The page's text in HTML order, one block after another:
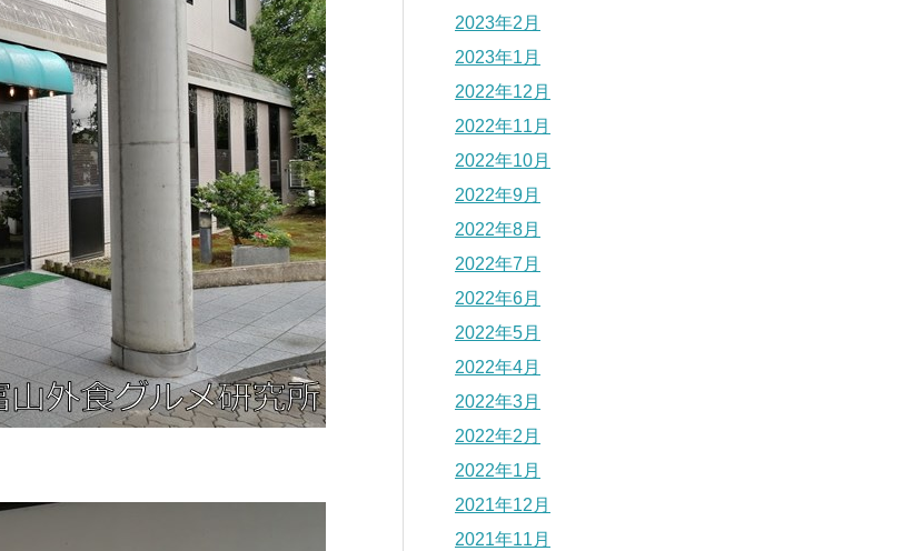
2023年2月
2023年1月
2022年12月
2022年11月
2022年10月
2022年9月
2022年8月
2022年7月
2022年6月
2022年5月
2022年4月
2022年3月
2022年2月
2022年1月
2021年12月
2021年11月